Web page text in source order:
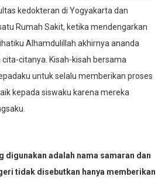
kedokteran di Yogyakarta dan
Rumah Sakit, ketika mendengarkan
Alhamdulillah akhirnya ananda
citanya. Kisah-kisah bersama
untuk selalu memberikan proses
kepada siswaku karena mereka
digunakan adalah nama samaran dan
tidak disebutkan hanya memberikan